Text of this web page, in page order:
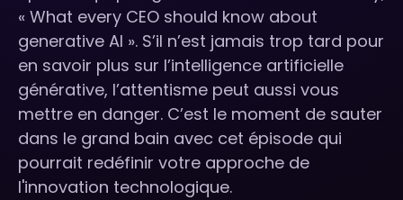
« What every CEO should know about
generative AI ». S’il n’est jamais trop tard pour
en savoir plus sur l’intelligence artificielle
générative, l’attentisme peut aussi vous
mettre en danger. C’est le moment de sauter
dans le grand bain avec cet épisode qui
pourrait redéfinir votre approche de
l'innovation technologique.